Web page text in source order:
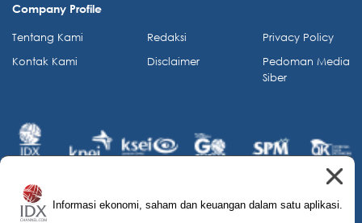
Informasi ekonomi, saham dan keuangan dalam satu aplikasi.
Company Profile
Tentang Kami
Kontak Kami
Redaksi
Disclaimer
Privacy Policy
Pedoman Media
Siber
© 2026 IDX Channel. All Rights Reserved.